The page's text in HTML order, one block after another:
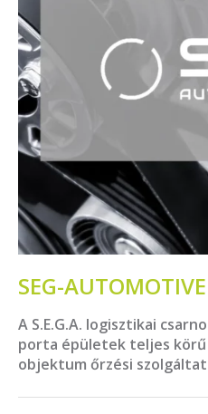
SEG-
A S.E.G.A. logisztikai
porta épületek teljes körű
objektum őrzési